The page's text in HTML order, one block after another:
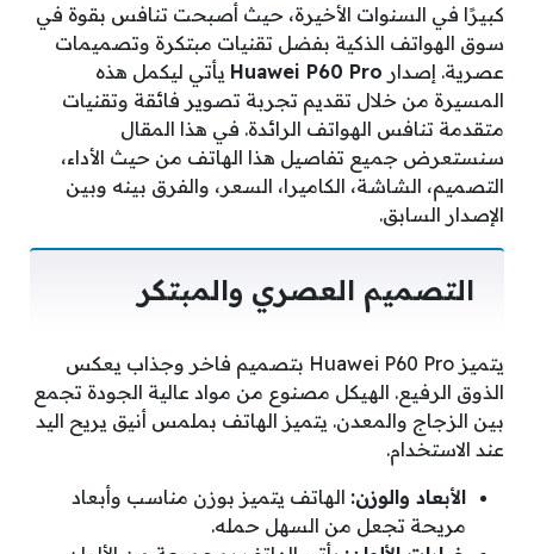
كبيرًا في السنوات الأخيرة، حيث أصبحت تنافس بقوة في
سوق الهواتف الذكية بفضل تقنيات مبتكرة وتصميمات
عصرية. إصدار Huawei P60 Pro يأتي ليكمل هذه
المسيرة من خلال تقديم تجربة تصوير فائقة وتقنيات
متقدمة تنافس الهواتف الرائدة. في هذا المقال
سنستعرض جميع تفاصيل هذا الهاتف من حيث الأداء،
التصميم، الشاشة، الكاميرا، السعر، والفرق بينه وبين
الإصدار السابق.
التصميم العصري والمبتكر
يتميز Huawei P60 Pro بتصميم فاخر وجذاب يعكس
الذوق الرفيع. الهيكل مصنوع من مواد عالية الجودة تجمع
بين الزجاج والمعدن. يتميز الهاتف بملمس أنيق يريح اليد
عند الاستخدام.
الأبعاد والوزن: الهاتف يتميز بوزن مناسب وأبعاد
مريحة تجعل من السهل حمله.